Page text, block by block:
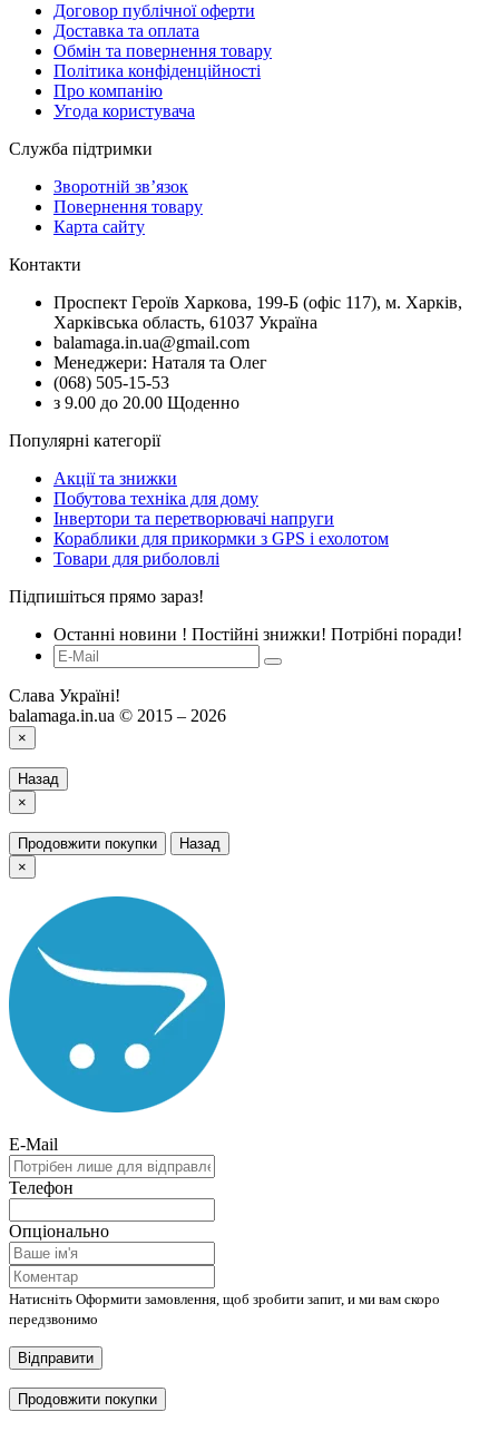
Договор публічної оферти
Доставка та оплата
Обмін та повернення товару
Політика конфіденційності
Про компанію
Угода користувача
Служба підтримки
Зворотній зв’язок
Повернення товару
Карта сайту
Контакти
Проспект Героїв Харкова, 199-Б (офіс 117), м. Харків,
Харківська область, 61037 Україна
balamaga.in.ua@gmail.com
Менеджери: Наталя та Олег
(068) 505-15-53
з 9.00 до 20.00 Щоденно
Популярні категорії
Акції та знижки
Побутова техніка для дому
Інвертори та перетворювачі напруги
Кораблики для прикормки з GPS і ехолотом
Товари для риболовлі
Підпишіться прямо зараз!
Останні новини ! Постійні знижки! Потрібні поради!
Слава Україні!
balamaga.in.ua © 2015 – 2026
×
Назад
×
Продовжити покупки
Назад
×
E-Mail
Телефон
Опціонально
Натисніть Оформити замовлення, щоб зробити запит, и ми вам скоро
передзвонимо
Відправити
Продовжити покупки